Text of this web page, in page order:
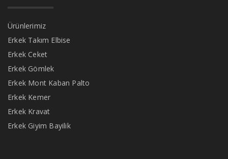
Ürünlerimiz
Erkek Takım Elbise
Erkek Ceket
Erkek Gömlek
Erkek Mont Kaban Palto
Erkek Kemer
Erkek Kravat
Erkek Giyim Bayilik